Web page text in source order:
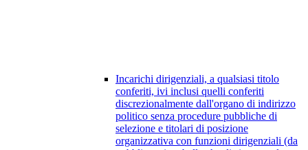
Incarichi dirigenziali, a qualsiasi titolo
conferiti, ivi inclusi quelli conferiti
discrezionalmente dall'organo di indirizzo
politico senza procedure pubbliche di
selezione e titolari di posizione
organizzativa con funzioni dirigenziali (da